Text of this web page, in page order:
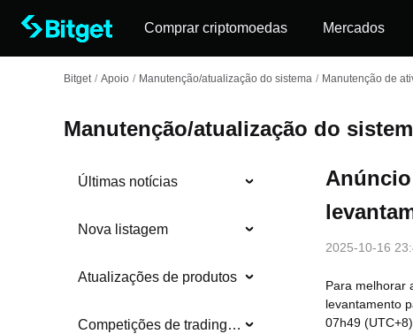
Comprar criptomoedas Mercados
Bitget / Apoio / Manutenção/atualização do sistema / Manutenção de
Manutenção/atualização do
Últimas notícias
Nova listagem
Atualizações de produtos
Competições de trading e eventos
2025-10-16
Para melhorar
levantamento
07h49